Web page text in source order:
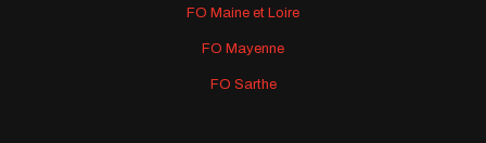
FO Maine et Loire
FO Mayenne
FO Sarthe